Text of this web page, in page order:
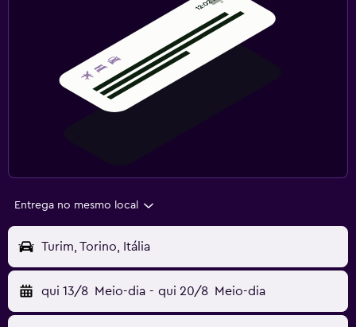
Entrega no mesmo local
Turim, Torino, Itália
qui 13/8 Meio-dia - qui 20/8 Meio-dia